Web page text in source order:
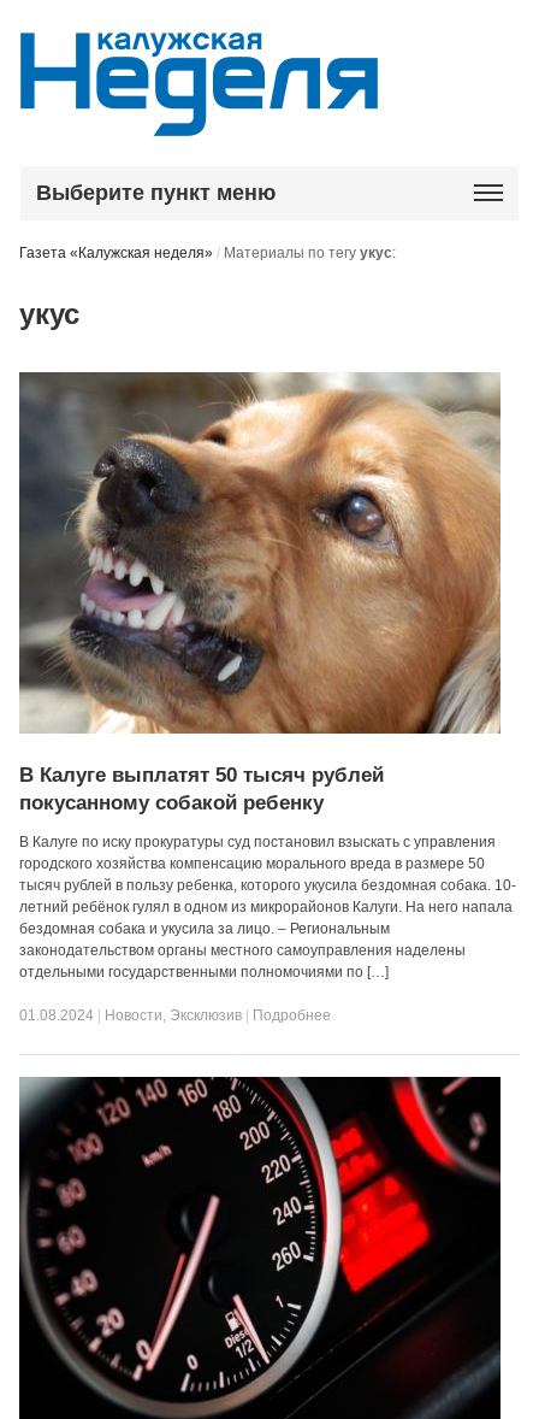
Выберите пункт меню
Газета «Калужская неделя» / Материалы по тегуукус:
укус
В Калуге выплатят 50 тысяч рублей
покусанному собакой ребенку
В Калуге по иску прокуратуры суд постановил взыскать с управления
городского хозяйства компенсацию морального вреда в размере 50
тысяч рублей в пользу ребенка, которого укусила бездомная собака. 10-
летний ребёнок гулял в одном из микрорайонов Калуги. На него напала
бездомная собака и укусила за лицо. – Региональным
законодательством органы местного самоуправления наделены
отдельными государственными полномочиями по […]
01.08.2024 Новости, Эксклюзив Подробнее